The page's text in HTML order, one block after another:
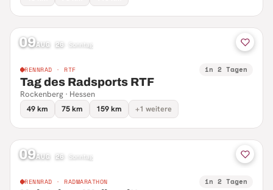
09AUG 26 Sonntag
RENNRAD · RTF in 2 Tagen
Tag des Radsports RTF
Rockenberg · Hessen
49 km
75 km 159 km +1 weitere
09AUG 26 Sonntag
RENNRAD · RADMARATHON in 2 Tagen